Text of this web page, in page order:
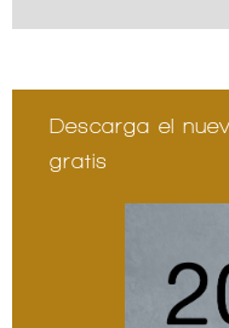
Descarga el
gratis